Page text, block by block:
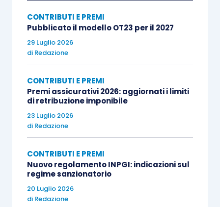
CONTRIBUTI E PREMI
Pubblicato il modello OT23 per il 2027
29 Luglio 2026
di Redazione
CONTRIBUTI E PREMI
Premi assicurativi 2026: aggiornati i limiti
di retribuzione imponibile
23 Luglio 2026
di Redazione
CONTRIBUTI E PREMI
Nuovo regolamento INPGI: indicazioni sul
regime sanzionatorio
20 Luglio 2026
di Redazione